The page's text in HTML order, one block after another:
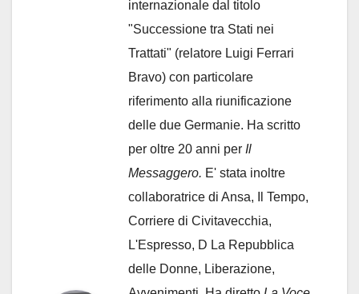
internazionale dal titolo
"Successione tra Stati nei
Trattati" (relatore Luigi Ferrari
Bravo) con particolare
riferimento alla riunificazione
delle due Germanie. Ha scritto
per oltre 20 anni per Il
Messaggero. E' stata inoltre
collaboratrice di Ansa, Il Tempo,
Corriere di Civitavecchia,
L'Espresso, D La Repubblica
delle Donne, Liberazione,